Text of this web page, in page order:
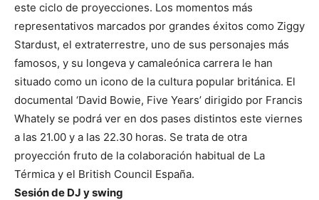
este ciclo de proyecciones. Los momentos más
representativos marcados por grandes éxitos como Ziggy
Stardust, el extraterrestre, uno de sus personajes más
famosos, y su longeva y camaleónica carrera le han
situado como un icono de la cultura popular británica. El
documental ‘David Bowie, Five Years’ dirigido por Francis
Whately se podrá ver en dos pases distintos este viernes
a las 21.00 y a las 22.30 horas. Se trata de otra
proyección fruto de la colaboración habitual de La
Térmica y el British Council España.
Sesión de DJ y swing